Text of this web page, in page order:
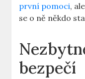
první pomoci,
se o ně někdo
bezpečí